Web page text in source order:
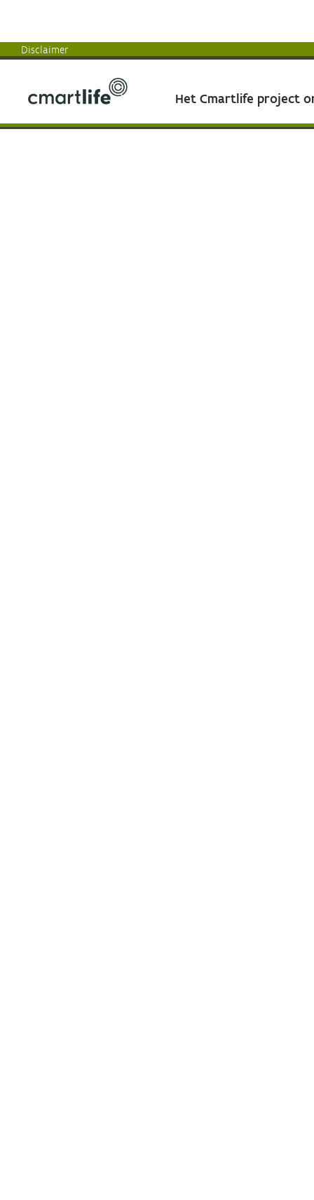
Disclaimer
Het Cmartlife project